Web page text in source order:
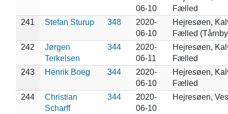
06-10
Fælled
241
Stefan Sturup 348
2020-
06-10
Hejresøen,
Fælled
242
Jørgen
Terkelsen
344
2020-
06-11
Hejresøen,
Fælled
243
Henrik Boeg 344
2020-
06-10
Hejresøen,
Fælled
244
Christian
Scharff
344
2020-
06-10
Hejresøen,